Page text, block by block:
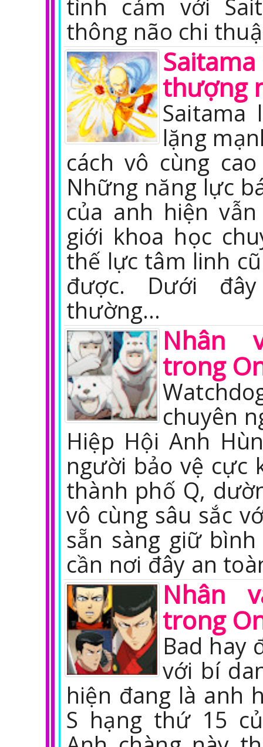
tình cảm với
thông não chi
thượng
lặng
cách vô cùng
Những năng lực
của anh hiện
giới khoa học
thế lực tâm linh
được. Dưới
thường…
Nhân
trong
chuyên
Hiệp Hội Anh
người bảo vệ cực
thành phố Q,
vô cùng sâu sắc
sẵn sàng giữ
cần nơi đây an
Nhân
trong
Bad hay
với bí
hiện đang là anh
S hạng thứ 15